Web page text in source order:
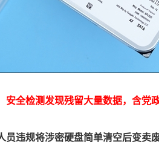
安全检测发现残留大量数据，含党
员违规将涉密硬盘简单清空后变卖